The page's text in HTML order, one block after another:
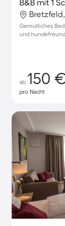
B&B mit 1
Gemütliches
und
ab 150
pro Nacht